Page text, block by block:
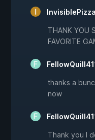
THANK YOU
FAVORITE
thanks a
now
Thank you I